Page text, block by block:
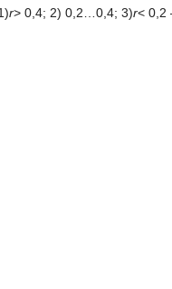
r> 0,4; 2) 0,2…0,4; 3)r< 0,2